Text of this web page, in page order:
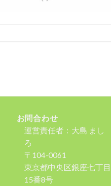
お問合わせ
運営責任者：大島 まし
ろ
〒104-0061
東京都中央区銀座七丁目
15番8号